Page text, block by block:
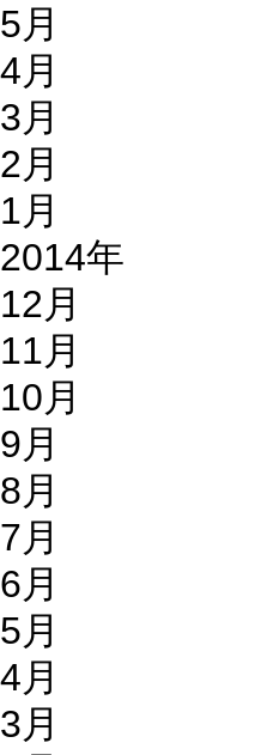
5月
4月
3月
2月
1月
2014年
12月
11月
10月
9月
8月
7月
6月
5月
4月
3月